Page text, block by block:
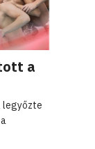
a
legyőzte